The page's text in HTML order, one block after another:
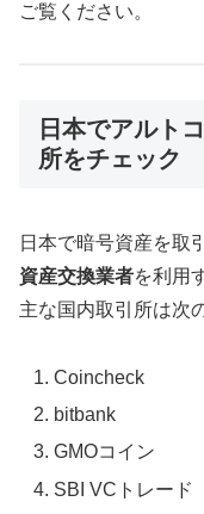
ご覧ください。
日本でアルト
所をチェック
日本で暗号資産を取
資産交換業者を利用
主な国内取引所は次
Coincheck
bitbank
GMOコイン
SBI VCトレード